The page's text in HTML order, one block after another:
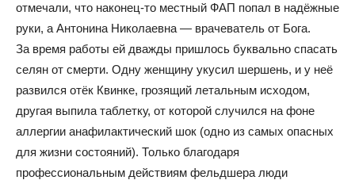
отмечали, что наконец-то местный ФАП попал в надёжные
руки, а Антонина Николаевна — врачеватель от Бога.
За время работы ей дважды пришлось буквально спасать
селян от смерти. Одну женщину укусил шершень, и у неё
развился отёк Квинке, грозящий летальным исходом,
другая выпила таблетку, от которой случился на фоне
аллергии анафилактический шок (одно из самых опасных
для жизни состояний). Только благодаря
профессиональным действиям фельдшера люди